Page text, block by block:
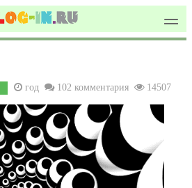
год 102 комментария 14507